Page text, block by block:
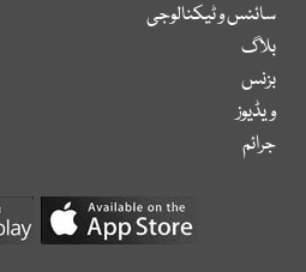
سائنس و ٹیکنالوجی
بلاگ
بزنس
ویڈیوز
جرائم